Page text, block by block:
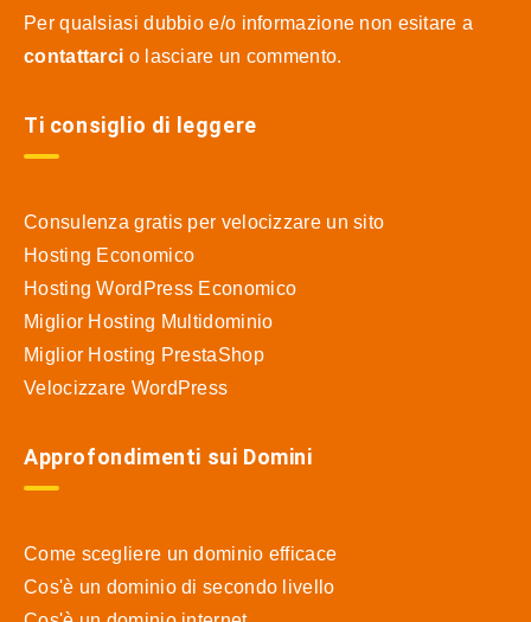
Per qualsiasi dubbio e/o informazione non esitare a
contattarci o lasciare un commento.
Ti consiglio di leggere
Consulenza gratis per velocizzare un sito
Hosting Economico
Hosting WordPress Economico
Miglior Hosting Multidominio
Miglior Hosting PrestaShop
Velocizzare WordPress
Approfondimenti sui Domini
Come scegliere un dominio efficace
Cos'è un dominio di secondo livello